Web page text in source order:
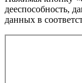
дееспособность,
данных в